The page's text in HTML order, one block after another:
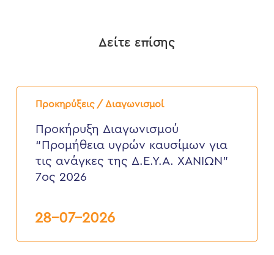
Δείτε επίσης
Προκηρύξεις / Διαγωνισμοί
Προκήρυξη
Διαγωνισμού
υγρών
καυσίμων
ανάγκες
2026
Προκήρυξη Διαγωνισμού
“Προμήθεια υγρών καυσίμων για
τις ανάγκες της Δ.Ε.Υ.Α. ΧΑΝΙΩΝ”
7ος 2026
28-07-2026